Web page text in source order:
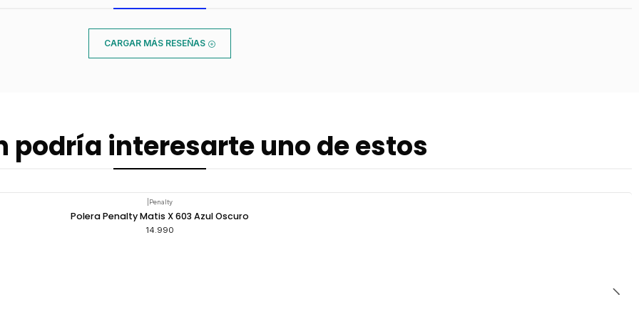
CARGAR MÁS RESEÑAS
podría interesarte uno de estos
Penalty
Polera Penalty Matis X 603 Azul Oscuro
14.990